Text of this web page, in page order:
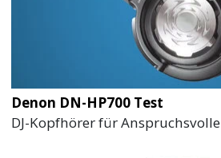
Denon DN-HP700 Test
DJ-Kopfhörer für Anspruchsvolle